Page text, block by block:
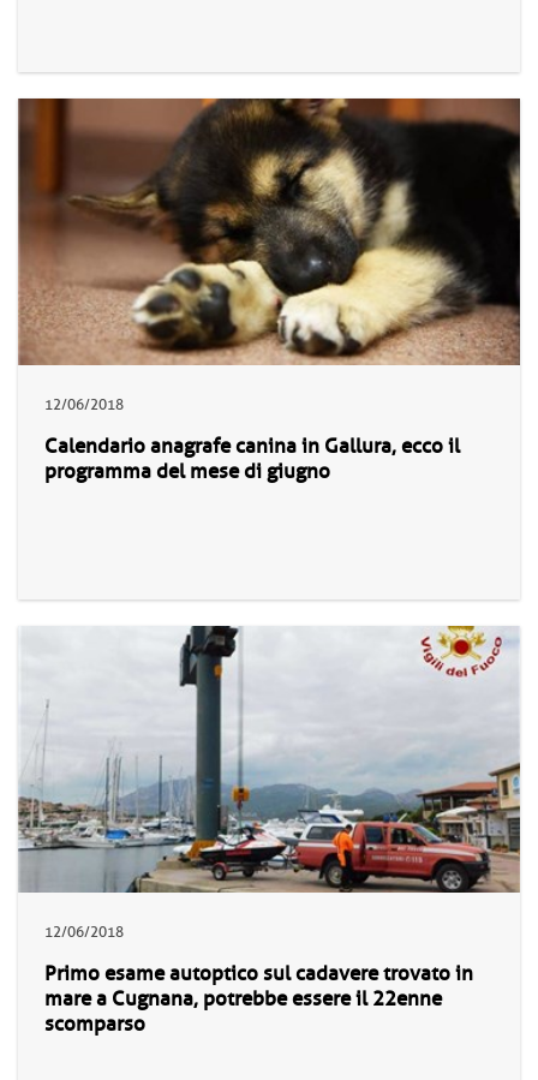
12/06/2018
Calendario anagrafe canina in Gallura, ecco il
programma del mese di giugno
12/06/2018
Primo esame autoptico sul cadavere trovato in
mare a Cugnana, potrebbe essere il 22enne
scomparso